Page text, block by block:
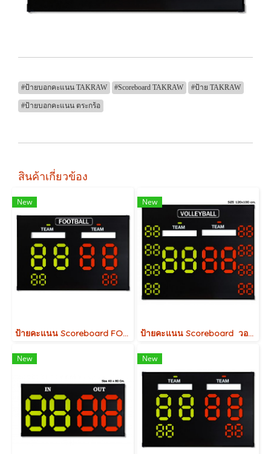
#ป้ายบอกคะแนน TAKRAW #Scoreboard TAKRAW #ป้าย TAKRAW
#ป้ายบอกคะแนน ตระกร้อ
สินค้าเกี่ยวข้อง
New
ป้ายคะแนน Scoreboard FOOTBALL
New
ป้ายคะแนน Scoreboard วอลเลย์บอล Volleyball
New New